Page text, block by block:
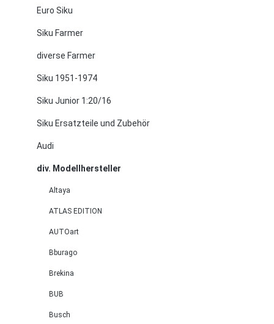
Euro Siku
Siku Farmer
diverse Farmer
Siku 1951-1974
Siku Junior 1:20/16
Siku Ersatzteile und Zubehör
Audi
div. Modellhersteller
Altaya
ATLAS EDITION
AUTOart
Bburago
Brekina
BUB
Busch